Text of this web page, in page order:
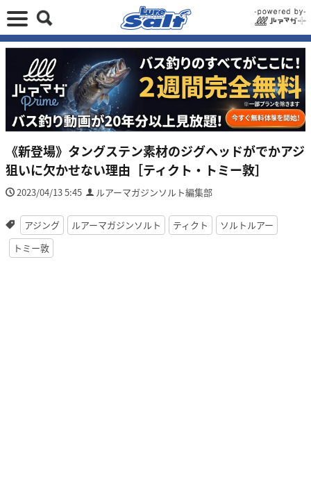
《新登場》タングステン素材のジグヘッドがでかアジ
狙いに欠かせない理由［ティクト・トミー敦］
2023/04/13 5:45 ルアーマガジンソルト編集部
アジング ルアーマガジンソルト ティクト
ソルトルアー
トミー敦